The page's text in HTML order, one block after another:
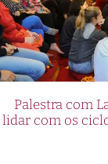
Palestra com
lidar com os